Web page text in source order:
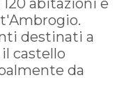
abitazioni e
.
destinati a
castello
da